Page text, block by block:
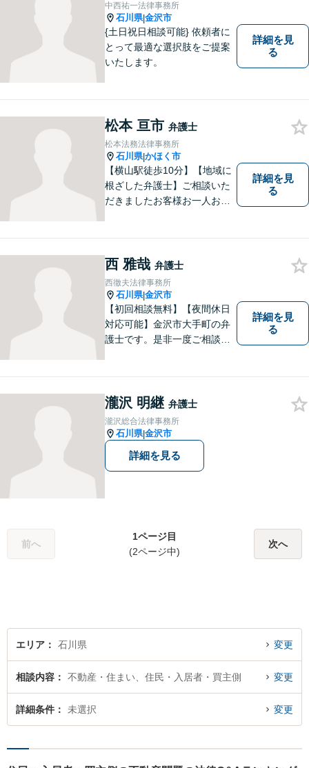
中西祐一法律事務所
石川県|金沢市
{土日祝日相談可能} 依頼者に
とって最適な選択肢をご提案
いたします。
詳細を見
る
松本 亘市 弁護士
松本法務法律事務所
石川県|かほく市
【横山駅徒歩10分】【地域に
根ざした弁護士】ご相談いた
だきましたお客様お一人お一
など、幅広く対応可能。【夜
間／休日対応可能】どうぞお
気軽にご相談ください。
詳細を見
る
西 雅哉 弁護士
西徹夫法律事務所
石川県|金沢市
【初回相談無料】【夜間休日
対応可能】金沢市大手町の弁
護士です。是非一度ご相談く
詳細を見
る
瀧沢 明継 弁護士
瀧沢総合法律事務所
石川県|金沢市
詳細を見る
前へ
1ページ目
(2ページ中)
次へ
エリア 石川県 変更
相談内容 不動産・住まい、住民・入居者・買主側 変更
詳細条件 未選択 変更